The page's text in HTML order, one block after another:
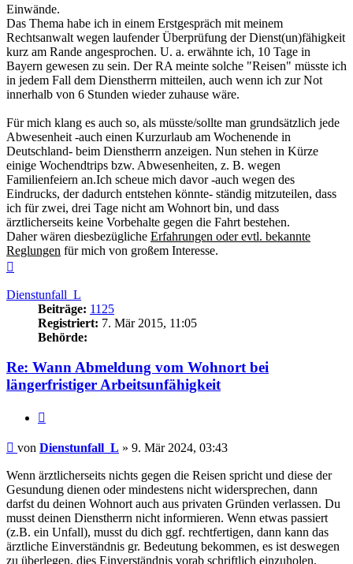
Einwände.
Das Thema habe ich in einem Erstgespräch mit meinem
Rechtsanwalt wegen laufender Überprüfung der Dienst(un)fähigkeit
kurz am Rande angesprochen. U. a. erwähnte ich, 10 Tage in
Bayern gewesen zu sein. Der RA meinte solche "Reisen" müsste ich
in jedem Fall dem Dienstherrn mitteilen, auch wenn ich zur Not
innerhalb von 6 Stunden wieder zuhause wäre.
Für mich klang es auch so, als müsste/sollte man grundsätzlich jede
Abwesenheit -auch einen Kurzurlaub am Wochenende in
Deutschland- beim Dienstherrn anzeigen. Nun stehen in Kürze
einige Wochendtrips bzw. Abwesenheiten, z. B. wegen
Familienfeiern an.Ich scheue mich davor -auch wegen des
Eindrucks, der dadurch entstehen könnte- ständig mitzuteilen, dass
ich für zwei, drei Tage nicht am Wohnort bin, und dass
ärztlicherseits keine Vorbehalte gegen die Fahrt bestehen.
Daher wären diesbezügliche Erfahrungen oder evtl. bekannte
Reglungen für mich von großem Interesse.
Dienstunfall_L
Beiträge: 1125
Registriert: 7. Mär 2015, 11:05
Behörde:
Re: Wann Abmeldung vom Wohnort bei
längerfristiger Arbeitsunfähigkeit
Beitrag
von Dienstunfall_L » 9. Mär 2024, 03:43
Wenn ärztlicherseits nichts gegen die Reisen spricht und diese der
Gesundung dienen oder mindestens nicht widersprechen, dann
darfst du deinen Wohnort auch aus privaten Gründen verlassen. Du
musst deinen Dienstherrn nicht informieren. Wenn etwas passiert
(z.B. ein Unfall), musst du dich ggf. rechtfertigen, dann kann das
ärztliche Einverständnis gr. Bedeutung bekommen, es ist deswegen
zu überlegen, dies Einverständnis vorab schriftlich einzuholen.